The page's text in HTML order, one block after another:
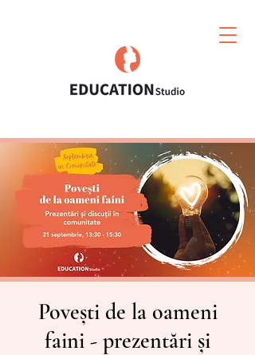
Povești de la oameni
faini - prezentări și